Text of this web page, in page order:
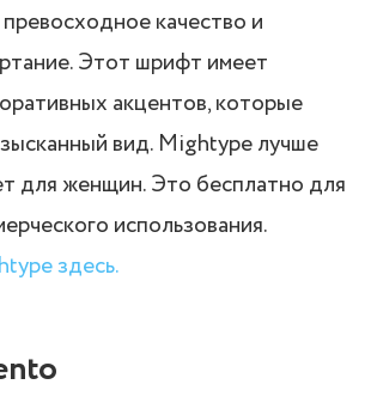
качество и
Этот шрифт имеет
акцентов, которые
вид. Mightype лучше
для женщин. Это бесплатно для
использования.
здесь.